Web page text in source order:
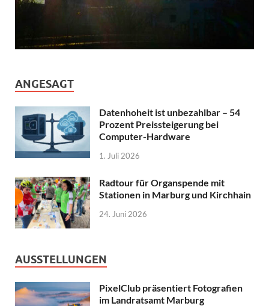
ANGESAGT
Datenhoheit ist unbezahlbar – 54
Prozent Preissteigerung bei
Computer-Hardware
1. Juli 2026
Radtour für Organspende mit
Stationen in Marburg und Kirchhain
24. Juni 2026
AUSSTELLUNGEN
PixelClub präsentiert Fotografien
im Landratsamt Marburg